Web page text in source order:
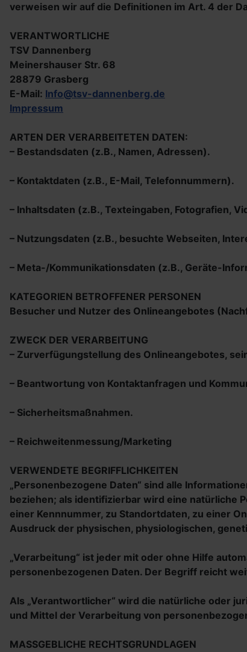
verweisen wir auf die Definitionen im Art. 4 der
VERANTWORTLICHE
TSV Dannenberg
Meinershauser Str. 68
28879 Grasberg
E-Mail: Info@tsv-dannenberg.de
Impressum
ARTEN DER VERARBEITETEN DATEN:
– Bestandsdaten (z.B., Namen, Adressen).
– Kontaktdaten (z.B., E-Mail, Telefonnummern).
– Inhaltsdaten (z.B., Texteingaben, Fotografien,
– Nutzungsdaten (z.B., besuchte Webseiten,
– Meta-/Kommunikationsdaten (z.B., Geräte-
KATEGORIEN BETROFFENER PERSONEN
Besucher und Nutzer des Onlineangebotes
ZWECK DER VERARBEITUNG
– Zurverfügungstellung des Onlineangebotes,
– Beantwortung von Kontaktanfragen und
– Sicherheitsmaßnahmen.
– Reichweitenmessung/Marketing
VERWENDETE BEGRIFFLICHKEITEN
„Personenbezogene Daten“ sind alle
beziehen; als identifizierbar wird eine natürliche
einer Kennnummer, zu Standortdaten, zu einer
Ausdruck der physischen, physiologischen,
„Verarbeitung“ ist jeder mit oder ohne Hilfe
personenbezogenen Daten. Der Begriff reicht
Als „Verantwortlicher“ wird die natürliche oder
und Mittel der Verarbeitung von
MASSGEBLICHE RECHTSGRUNDLAGEN